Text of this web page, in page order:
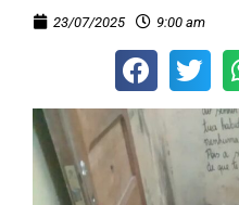
23/07/2025 9:00 am